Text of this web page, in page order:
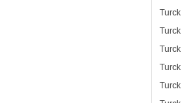
Turck
Turck
Turck
Turck
Turck